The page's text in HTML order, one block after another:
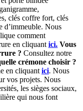
clés coffre fort, clés
d’immeuble. Nous
comment
en cliquant ici. Vous
? Consultez notre
crémone choisir ?
en cliquant ici. Nous
vos projets. Nous
les sièges sociaux,
qui nous font